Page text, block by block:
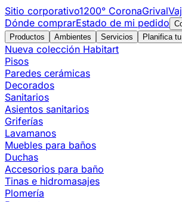
Sitio corporativo1200° CoronaGrival
Dónde comprarEstado de mi pedido
Productos
Ambientes Servicios Planifica
Nueva colección Habitart
Pisos
Paredes cerámicas
Decorados
Sanitarios
Asientos sanitarios
Griferías
Lavamanos
Muebles para baños
Duchas
Accesorios para baño
Tinas e hidromasajes
Plomería